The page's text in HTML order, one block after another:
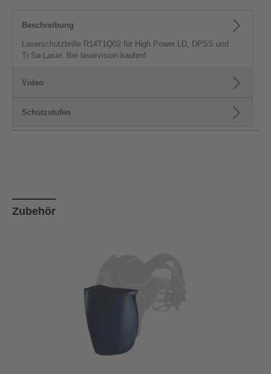
Beschreibung
Laserschutzbrille R14T1Q02 für High Power LD, DPSS und
Ti:Sa-Laser. Bei laservision kaufen!
Video
Schutzstufen
Zubehör